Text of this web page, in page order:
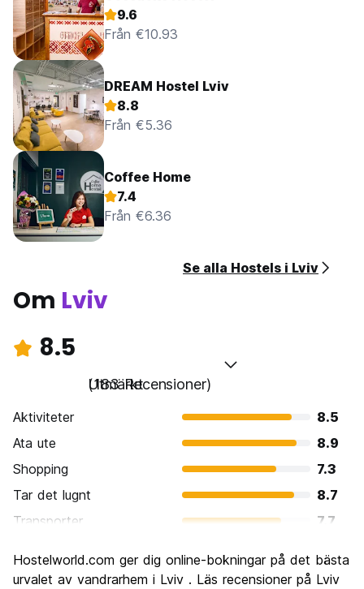
9.6
Från €10.93
DREAM Hostel Lviv
8.8
Från €5.36
Coffee Home
7.4
Från €6.36
Se alla Hostels i Lviv
Om Lviv
8.5
Utmärkt
(183 Recensioner)
Aktiviteter
8.5
Ata ute
8.9
Shopping
7.3
Tar det lugnt
8.7
Transporter
7.7
Kultur
9.1
Hostelworld.com ger dig online-bokningar på det bästa
urvalet av vandrarhem i Lviv . Läs recensioner på Lviv